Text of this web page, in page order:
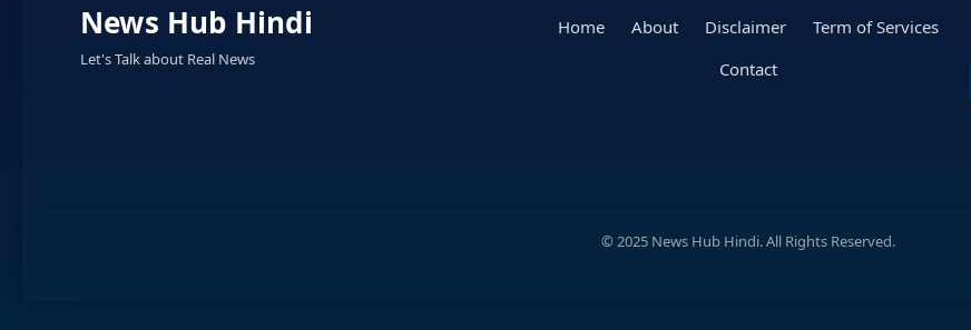
News Hub Hindi
Let's Talk about Real News
Home About Disclaimer
Term of Services
Contact
© 2025 News Hub Hindi. All Rights Reserved.